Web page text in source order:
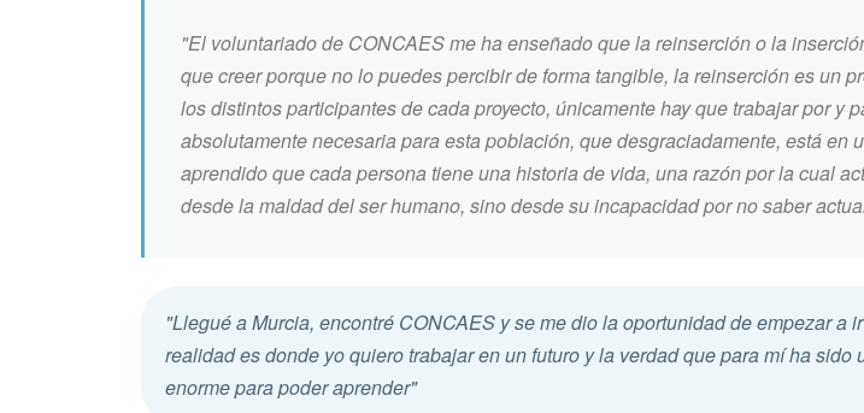
"El voluntariado de CONCAES me ha enseñado que la reinserción o la
que creer porque no lo puedes percibir de forma tangible, la reinserción es un
los distintos participantes de cada proyecto, únicamente hay que trabajar por y
absolutamente necesaria para esta población, que desgraciadamente, está
aprendido que cada persona tiene una historia de vida, una razón por la cual
desde la maldad del ser humano, sino desde su incapacidad por no saber
"Llegué a Murcia, encontré CONCAES y se me dio la oportunidad de empezar a
realidad es donde yo quiero trabajar en un futuro y la verdad que para mí ha sido
enorme para poder aprender"